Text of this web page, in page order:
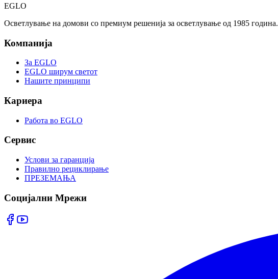
EGLO
Осветлување на домови со премиум решенија за осветлување од 1985 година.
Компанија
За EGLO
EGLO ширум светот
Нашите принципи
Кариера
Работа во EGLO
Сервис
Услови за гаранција
Правилно рециклирање
ПРЕЗЕМАЊА
Социјални Мрежи